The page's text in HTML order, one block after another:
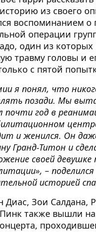
из своего
воспоминанием о
операции
один из которых
травму головы и
с пятой
я понял, что
позади. Мы
почти год в
и женился. Он
Гранд-Титон и
своей девушке
– поделился
историей
Диас, Зои Салдана,
Пинк также вышли на